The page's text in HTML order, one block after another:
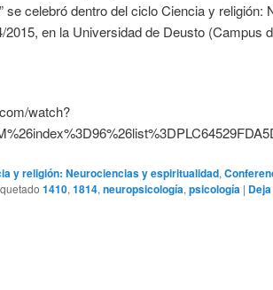
se celebró dentro del ciclo Ciencia y religión:
2015, en la Universidad de Deusto (Campus
watch?
y religión: Neurociencias y espiritualidad,
1410, 1814, neuropsicología, psicología |